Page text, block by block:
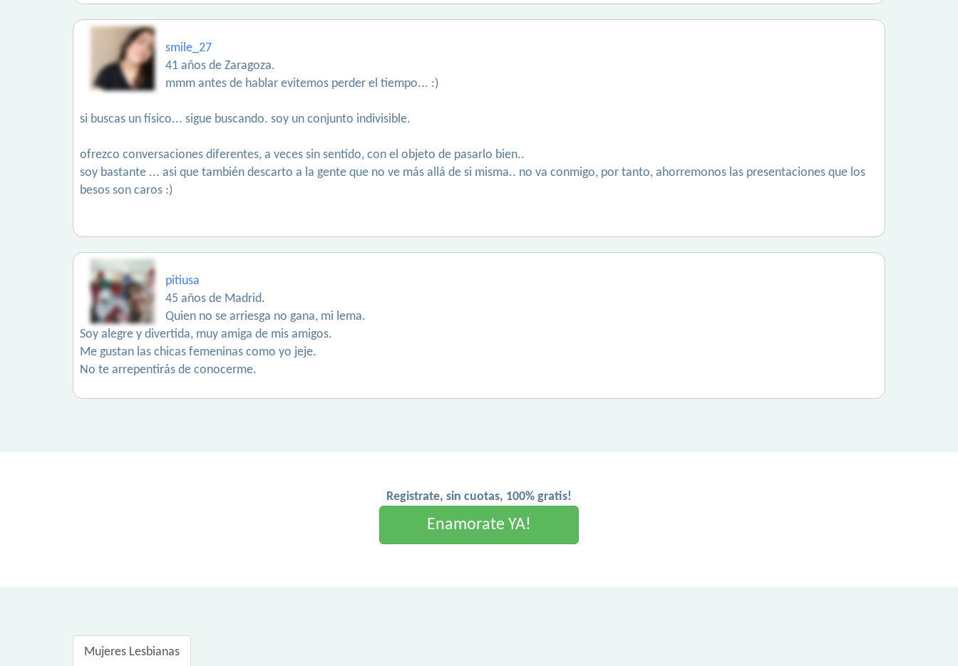
smile_27
41 años de Zaragoza.
mmm antes de hablar evitemos perder el tiempo... :)
si buscas un físico... sigue buscando. soy un conjunto indivisible.
ofrezco conversaciones diferentes, a veces sin sentido, con el objeto de pasarlo bien..
soy bastante ... asi que también descarto a la gente que no ve más allá de si misma.. no va conmigo, por tanto, ahorremonos las presentaciones que los
besos son caros :)
pitiusa
45 años de Madrid.
Quien no se arriesga no gana, mi lema.
Soy alegre y divertida, muy amiga de mis amigos.
Me gustan las chicas femeninas como yo jeje.
No te arrepentirás de conocerme.
Registrate, sin cuotas, 100% gratis!
Enamorate YA!
Mujeres Lesbianas